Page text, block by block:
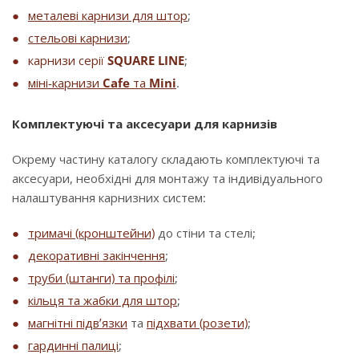
металеві карнизи для штор;
стельові карнизи;
карнизи серії SQUARE LINE;
міні-карнизи Cafe та Mini.
Комплектуючі та аксесуари для карнизів
Окрему частину каталогу складають комплектуючі та
аксесуари, необхідні для монтажу та індивідуального
налаштування карнизних систем:
тримачі (кронштейни) до стіни та стелі;
декоративні закінчення;
труби (штанги) та профілі;
кільця та жабки для штор;
магнітні підв’язки та підхвати (розети);
гардинні палиці;